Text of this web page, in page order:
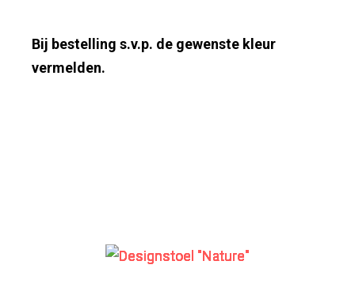
Bij bestelling s.v.p. de gewenste kleur
vermelden.